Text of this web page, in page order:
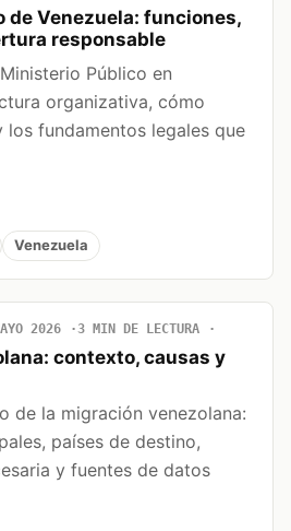
de Venezuela: funciones,
responsable
Público en
organizativa, cómo
los fundamentos legales que
Venezuela
2026 3 MIN DE LECTURA
contexto, causas y
de la migración venezolana:
países de destino,
y fuentes de datos